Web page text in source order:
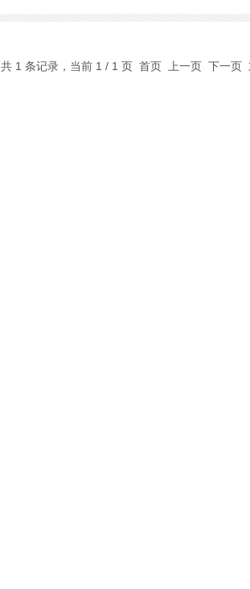
共 1 条记录，当前 1 / 1 页 首页 上一页 下一页